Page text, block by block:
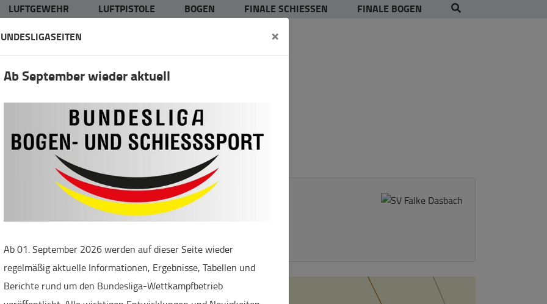
LUFTGEWEHR LUFTPISTOLE BOGEN FINALE SCHIESSEN FINALE BOGEN
×
Ab September wieder aktuell
Ab 01. September 2026 werden auf dieser Seite wieder
regelmäßig aktuelle Informationen, Ergebnisse, Tabellen und
Berichte rund um den Bundesliga-Wettkampfbetrieb